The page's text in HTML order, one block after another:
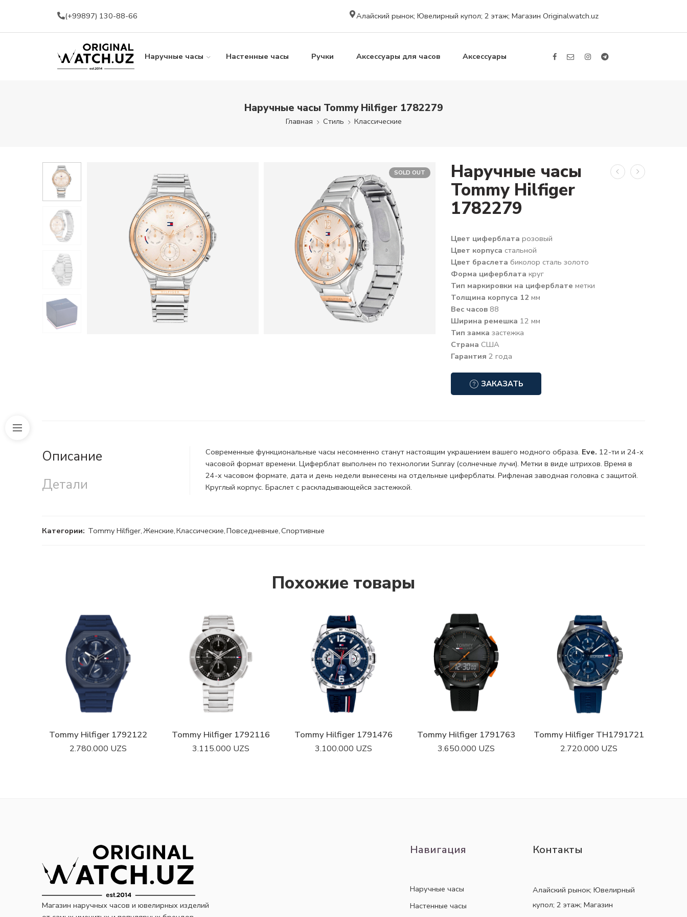
(+99897) 130-88-66 Алайский рынок; Ювелирный купол; 2 этаж; Магазин Originalwatch.uz
Наручные часы Настенные часы Ручки Аксессуары для часов Аксессуары
Наручные часы Tommy Hilfiger 1782279
Главная Стиль Классические
SOLD OUT Наручные часы
Tommy Hilfiger
1782279
Цвет циферблата розовый
Цвет корпуса стальной
Цвет браслета биколор сталь золото
Форма циферблата круг
Тип маркировки на циферблате метки
Толщина корпуса 12 мм
Вес часов 88
Ширина ремешка 12 мм
Тип замка застежка
Страна США
Гарантия 2 года
ЗАКАЗАТЬ
Описание
Детали
Современные функциональные часы несомненно станут настоящим украшением вашего модного образа. Eve. 12-ти и 24-х
часовой формат времени. Циферблат выполнен по технологии Sunray (солнечные лучи). Метки в виде штрихов. Время в
24-х часовом формате, дата и день недели вынесены на отдельные циферблаты. Рифленая заводная головка с защитой.
Круглый корпус. Браслет с раскладывающейся застежкой.
Категории: Tommy Hilfiger,Женские,Классические,Повседневные,Спортивные
Похожие товары
Tommy Hilfiger 1792122
2.780.000 UZS
Tommy Hilfiger 1792116
3.115.000 UZS
Tommy Hilfiger 1791476
3.100.000 UZS
Tommy Hilfiger 1791763
3.650.000 UZS
Tommy Hilfiger TH1791721
2.720.000 UZS
Магазин наручных часов и ювелирных изделий
Навигация
Наручные часы
Настенные часы
Контакты
Алайский рынок; Ювелирный
купол; 2 этаж; Магазин